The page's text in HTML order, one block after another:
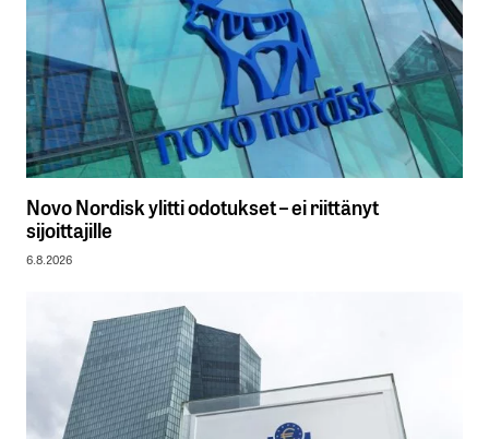
Novo Nordisk ylitti odotukset – ei riittänyt
sijoittajille
6.8.2026